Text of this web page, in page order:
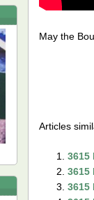
May the
Articles
3615
3615
3615